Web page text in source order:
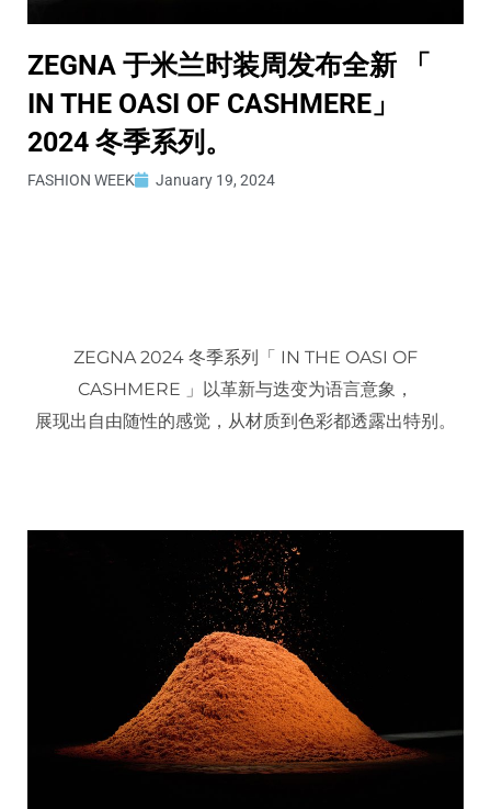
ZEGNA 于米兰时装周发布全新 「
IN THE OASI OF CASHMERE」
2024 冬季系列。
FASHION WEEK January 19, 2024
ZEGNA 2024 冬季系列「 IN THE OASI OF
CASHMERE 」以革新与迭变为语言意象，
展现出自由随性的感觉，从材质到色彩都透露出特别。